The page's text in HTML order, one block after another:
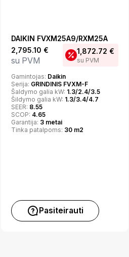
DAIKIN FVXM25A9/RXM25A
2,795.10 €
su PVM
1,872.72 €
su PVM
Gamintojas: Daikin
Serija: GRINDINIS FVXM-F
Šaldymo galia kW: 1.3/2.4/3.5
Šildymo galia kW: 1.3/3.4/4.7
SEER: 8.55
SCOP: 4.65
Garantija: 3 metai
Tinka patalpoms: 30 m2
Pasiteirauti